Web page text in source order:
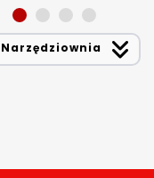
Narzędziownia